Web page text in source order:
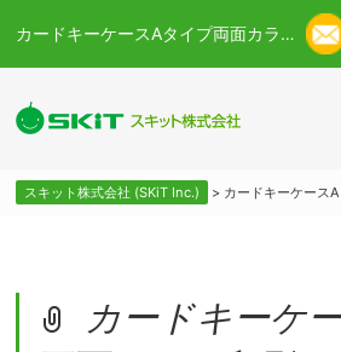
カードキーケースAタイプ両面カラー印刷 - スキット株式会社 (SKiT Inc.)
スキット株式会社 (SKiT Inc.) > カードキーケース
カードキーケ